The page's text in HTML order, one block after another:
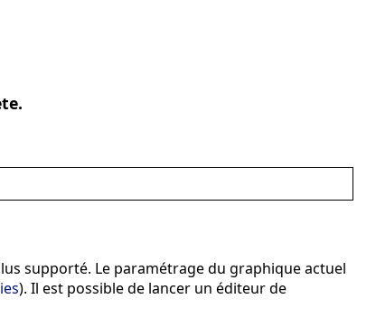
supporté. Le paramétrage du graphique actuel
). Il est possible de lancer un éditeur de